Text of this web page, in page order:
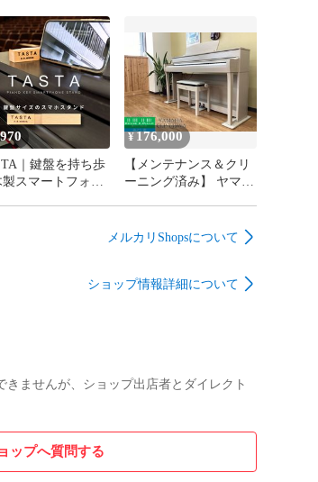
年製 | 電子ピア
88鍵盤 木製鍵
HPシリーズ |
・東京・神奈川・
・愛知限定 中古
アノ専門店の配
置込
中古 88鍵盤 木製鍵盤
KAWAI CAシリーズ |
千葉・東京・神奈川・
埼玉・愛知限定 中古
電子ピアノ専門店の配
送設置込
｜鍵盤を持ち歩
製スマートフォン
¥176,000
【メンテナンス＆クリ
ーニング済み】 ヤマハ
子ピアノ 中古 88鍵盤
千葉・東京・神奈川・
メルカリShopsについて
ショップ情報詳細について
きませんが、ショップ出店者とダイレクト
ップへ質問する